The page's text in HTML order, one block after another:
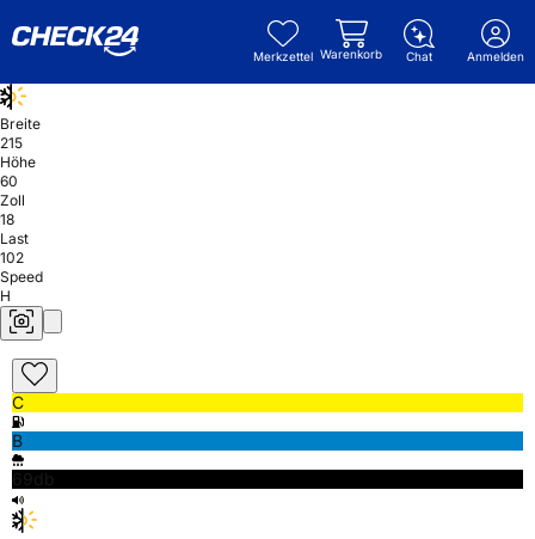
Merkzettel Warenkorb Chat Anmelden
Breite
215
Höhe
60
Zoll
18
Last
102
Speed
H
C
B
69db